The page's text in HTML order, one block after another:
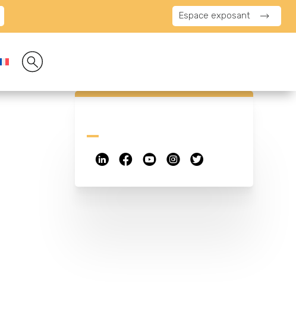
Espace exposant